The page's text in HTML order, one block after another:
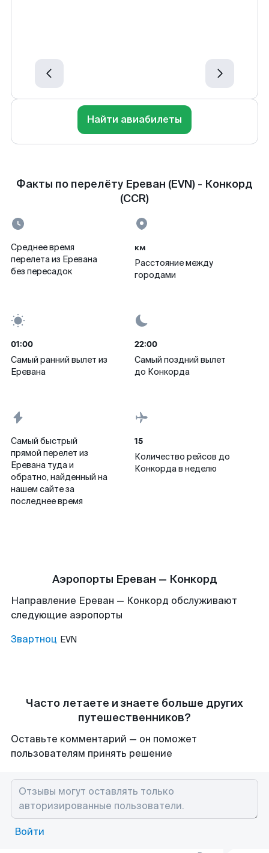
Найти авиабилеты
Факты по перелёту Ереван (EVN) - Конкорд
(CCR)
Среднее время
перелета из Еревана
без пересадок
км
Расстояние между
городами
01:00
Самый ранний вылет из
Еревана
22:00
Самый поздний вылет
до Конкорда
Самый быстрый
прямой перелет из
Еревана туда и
обратно, найденный на
нашем сайте за
последнее время
15
Количество рейсов до
Конкорда в неделю
Аэропорты Ереван — Конкорд
Направление Ереван — Конкорд обслуживают
следующие аэропорты
Звартноц EVN
Часто летаете и знаете больше других
путешественников?
Оставьте комментарий — он поможет
пользователям принять решение
Войти